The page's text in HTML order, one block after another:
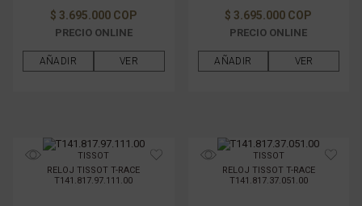
$ 3.695.000 COP
PRECIO ONLINE
AÑADIR VER
$ 3.695.000 COP
PRECIO ONLINE
AÑADIR VER
TISSOT
RELOJ TISSOT T-RACE
T141.817.97.111.00
TISSOT
RELOJ TISSOT T-RACE
T141.817.37.051.00